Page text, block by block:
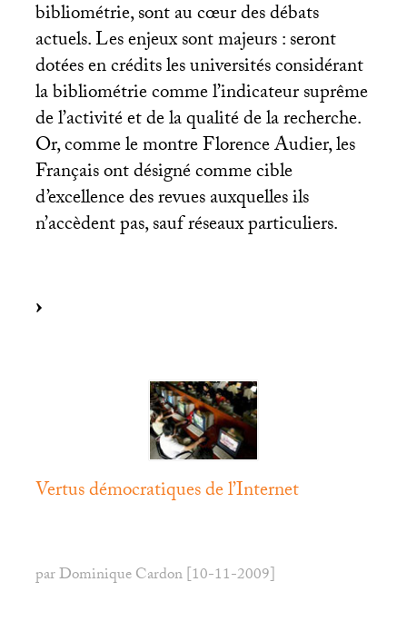
bibliométrie, sont au cœur des débats
actuels. Les enjeux sont majeurs : seront
dotées en crédits les universités considérant
la bibliométrie comme l’indicateur suprême
de l’activité et de la qualité de la recherche.
Or, comme le montre Florence Audier, les
Français ont désigné comme cible
d’excellence des revues auxquelles ils
n’accèdent pas, sauf réseaux particuliers.
Vertus démocratiques de l’Internet
par Dominique Cardon [10-11-2009]